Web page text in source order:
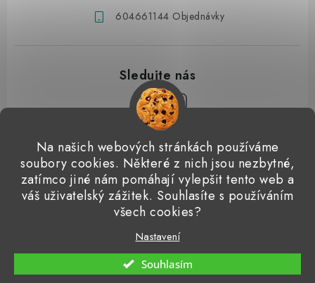
Na našich webových stránkách používáme
soubory cookies. Některé z nich jsou nezbytné,
zatímco jiné nám pomáhají vylepšit tento web a
váš uživatelský zážitek. Souhlasíte s používáním
všech cookies?
Nastavení
Souhlasím
604661144 Objednávky
Přijímáme online platby
Detailingclub Dodo Juice Gyeon Quartz ValetPRO
Microfiber Madness
Vytvořil Shoptet
Copyright 2026Detailingshop. Všechna práva vyhrazena.